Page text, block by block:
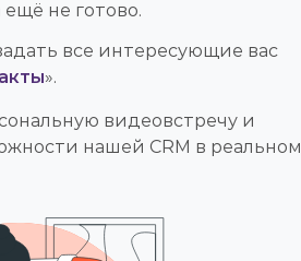
не готово.
все интересующие вас
».
видеовстречу и
нашей CRM в реальном